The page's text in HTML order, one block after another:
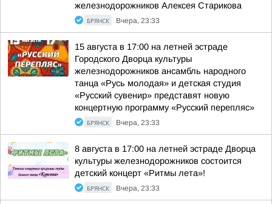
железнодорожников Алексея Старикова
БРЯНСК Вчера, 23:33
15 августа в 17:00 на летней эстраде
Городского Дворца культуры
железнодорожников ансамбль народного
танца «Русь молодая» и детская студия
«Русский сувенир» представят новую
концертную программу «Русский перепляс»
БРЯНСК Вчера, 23:33
8 августа в 17:00 на летней эстраде Дворца
культуры железнодорожников состоится
детский концерт «Ритмы лета»!
БРЯНСК Вчера, 23:33